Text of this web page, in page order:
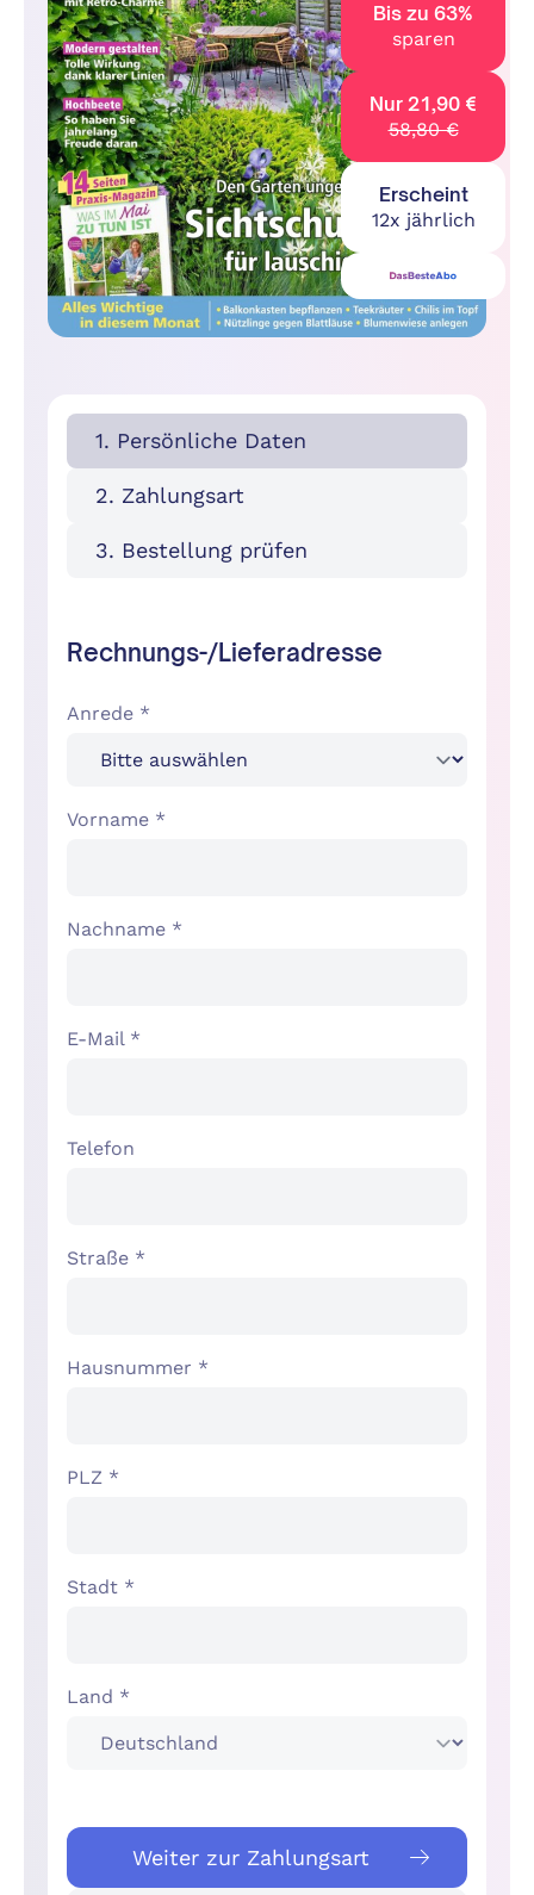
Bis zu 63%
sparen
Nur 21,90 €
58,80 €
Erscheint
12x jährlich
1. Persönliche Daten
2. Zahlungsart
3. Bestellung prüfen
Rechnungs-/Lieferadresse
Anrede *
Vorname *
Nachname *
E-Mail *
Telefon
Straße *
Hausnummer *
PLZ *
Stadt *
Land *
Weiter zur Zahlungsart